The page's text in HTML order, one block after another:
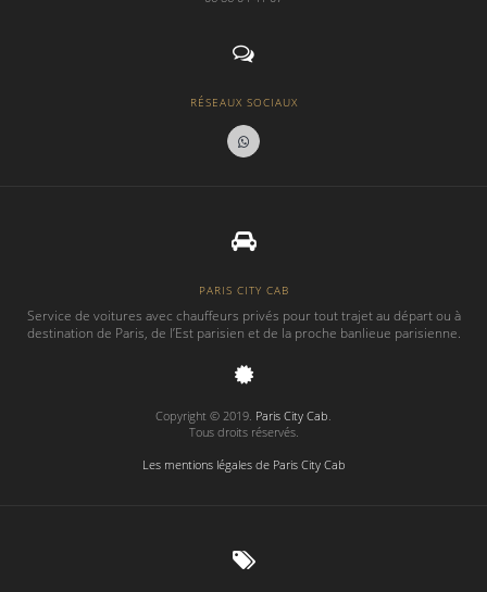
RÉSEAUX SOCIAUX
PARIS CITY CAB
Service de voitures avec chauffeurs privés pour tout trajet au départ ou à
destination de Paris, de l’Est parisien et de la proche banlieue parisienne.
Copyright © 2019. Paris City Cab
Tous droits réservés.
Les mentions légales de Paris City Cab